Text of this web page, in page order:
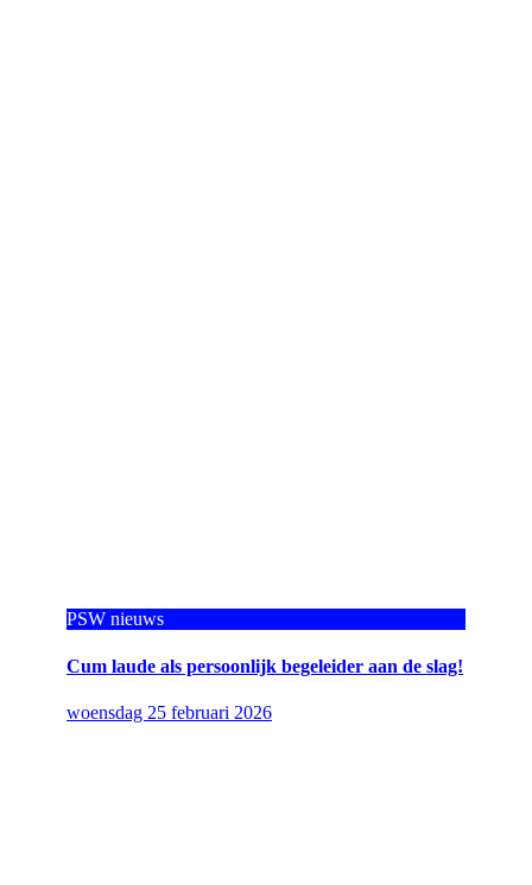
PSW nieuws
Cum laude als persoonlijk begeleider aan de slag!
woensdag 25 februari 2026